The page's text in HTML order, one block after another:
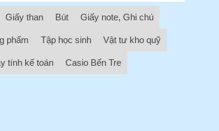
Giấy than Bút Giấy note, Ghi chú
phẩm Tập học sinh Vật tư kho quỹ
tính kế toán Casio Bến Tre